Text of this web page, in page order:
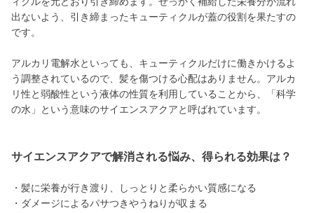
出ないよう、引き締まったキューティクルが蓋の役割を果たすの
です。
アルカリ電解水といっても、キューティクルだけに働きかけるよ
う調整されているので、髪を傷つける心配はありません。アルカ
リ性と弱酸性という液体の性質を利用していることから、「科学
の水」という意味のサイエンスアクアと呼ばれています。
サイエンスアクアで解消される悩み、得られる効果は？
・髪に栄養が行き渡り、しっとりと柔らかい質感になる
・ダメージによるパサつきやうねりが収まる